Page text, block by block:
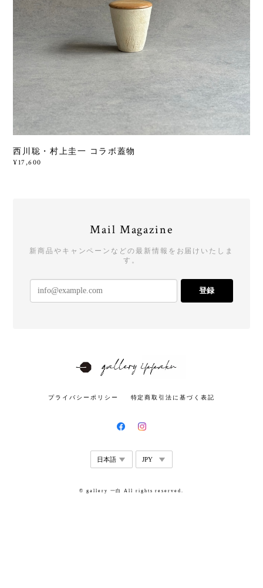
西川聡・村上圭一 コラボ蓋物
¥17,600
Mail Magazine
新商品やキャンペーンなどの最新情報をお届けいたしま
す。
登録
プライバシーポリシー 特定商取引法に基づく表記
© gallery 一白 All rights reserved.